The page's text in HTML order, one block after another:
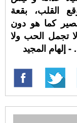
القلب، بقعة
كما هو دون
تجمل الحب ولا
إلهام المجيد